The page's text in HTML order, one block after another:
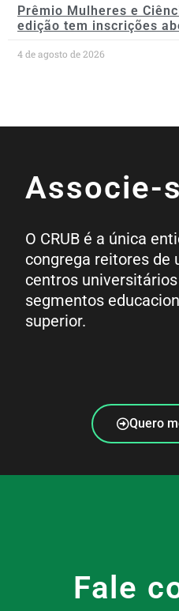
Prêmio Mulheres e
edição tem inscrições
4 de agosto de 2026
Associe-
O CRUB é a única
congrega reitores de
centros
segmentos
superior.
Quero
Fale